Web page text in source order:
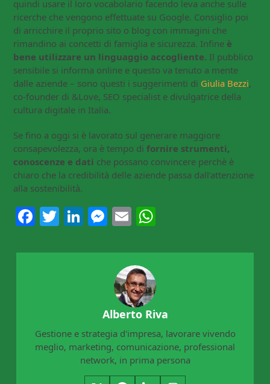
quindi usare il loro vocabolario facendo leva anche sulle
ricerche che vengono effettuate su Google. Consiglio poi
di arricchire il proprio sito o blog con immagini che
rimandino ai concetti di famiglia e sicurezza. Infine è
bene utilizzare un linguaggio accogliente. Il pubblico
sensibile si informa online e questo va tenuto a mente
dalle aziende – sono questi i suggerimenti di Giulia Bezzi,
co-founder di &Love, SEO specialist e divulgatrice della
cultura digitale in Italia.
Se fino a oggi si è lavorato sul generare maggiore
consapevolezza, ora è tempo difornire strumenti,
conoscenze e dati che possano convincere perchè è
chiaro che la credibilità delle aziende passa dall’attenzione
alla sostenibilità.
Facebook
Twitter
LinkedIn
Messenger
Email
Alberto Riva
Gestione e strategia d'impresa, lavorare vivendo
meglio, marketing, comunicazione, professional
network, in prima persona